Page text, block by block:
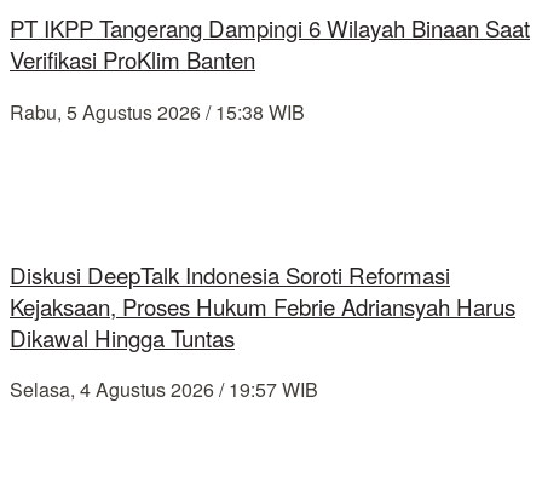
PT IKPP Tangerang Dampingi 6 Wilayah Binaan Saat
Verifikasi ProKlim Banten
Rabu, 5 Agustus 2026 / 15:38 WIB
Diskusi DeepTalk Indonesia Soroti Reformasi
Kejaksaan, Proses Hukum Febrie Adriansyah Harus
Dikawal Hingga Tuntas
Selasa, 4 Agustus 2026 / 19:57 WIB